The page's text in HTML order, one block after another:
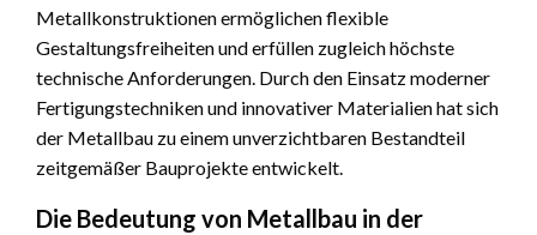
Metallkonstruktionen ermöglichen flexible
Gestaltungsfreiheiten und erfüllen zugleich höchste
technische Anforderungen. Durch den Einsatz moderner
Fertigungstechniken und innovativer Materialien hat sich
der Metallbau zu einem unverzichtbaren Bestandteil
zeitgemäßer Bauprojekte entwickelt.
Die Bedeutung von Metallbau in der